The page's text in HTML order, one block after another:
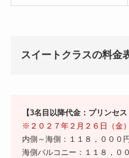
スイートクラスの料金
【3名目以降代金：プリンセス
※２０２７年２月２６日（金
内側～海側：１１８，０００円
海側バルコニー：１１８，０